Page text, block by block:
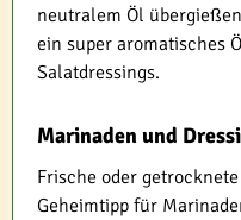
neutralem Öl
ein super aromatisches
Salatdressings.
Marinaden und
Frische oder
Geheimtipp für